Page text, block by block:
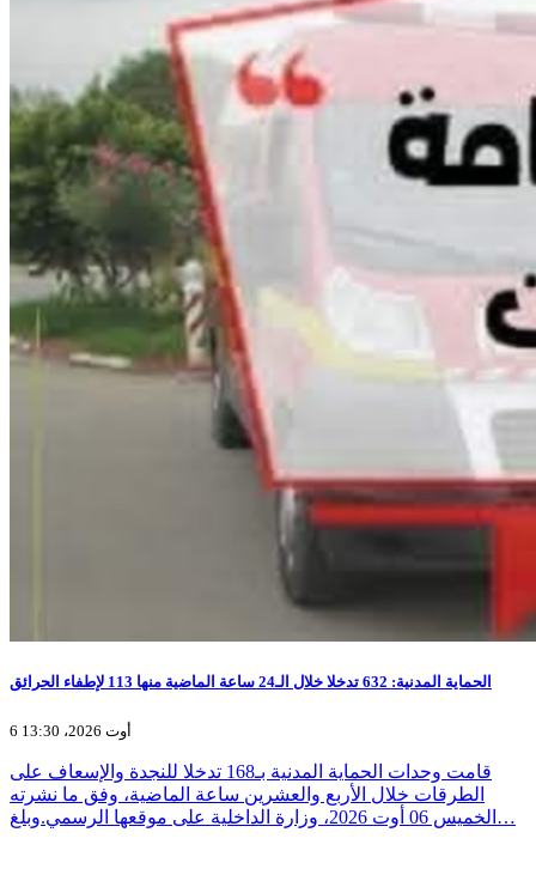
الحماية المدنية: 632 تدخلا خلال الـ24 ساعة الماضية منها 113 لإطفاء الحرائق
6 أوت 2026، 13:30
قامت وحدات الحماية المدنية بـ168 تدخلا للنجدة والإسعاف على
الطرقات خلال الأربع والعشرين ساعة الماضية، وفق ما نشرته
الخميس 06 أوت 2026، وزارة الداخلية على موقعها الرسمي.وبلغ…